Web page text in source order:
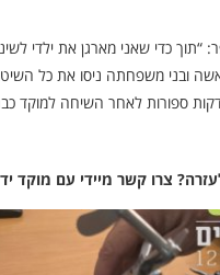
“תוך כדי שאני מארגן את
ובני משפחתה ניסו את כל
ספורות לאחר השיחה למוקד
צרו קשר מיידי עם מוקד ידידים במספר